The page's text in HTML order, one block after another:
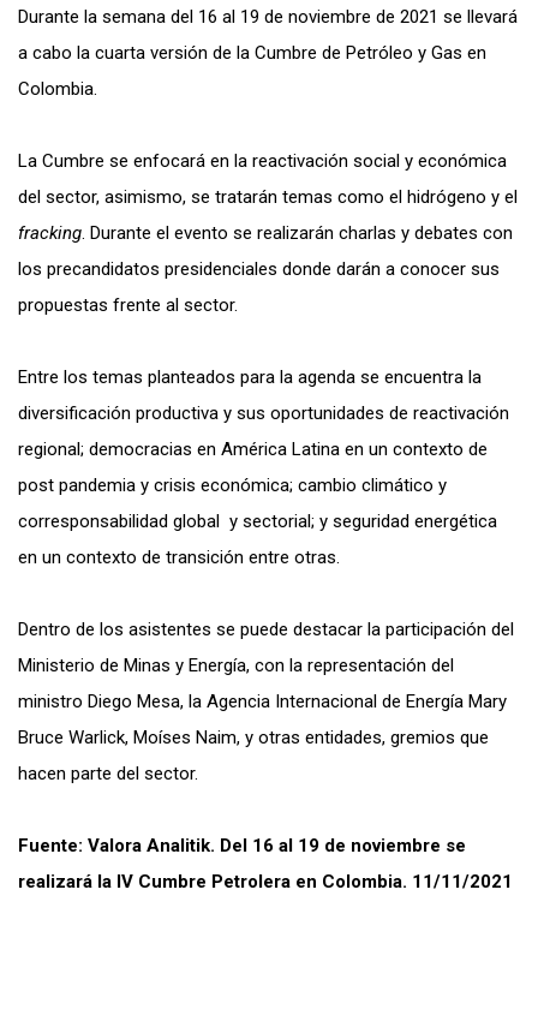
Durante la semana del 16 al 19 de noviembre de 2021 se llevará
a cabo la cuarta versión de la Cumbre de Petróleo y Gas en
Colombia.
La Cumbre se enfocará en la reactivación social y económica
del sector, asimismo, se tratarán temas como el hidrógeno y el
fracking. Durante el evento se realizarán charlas y debates con
los precandidatos presidenciales donde darán a conocer sus
propuestas frente al sector.
Entre los temas planteados para la agenda se encuentra la
diversificación productiva y sus oportunidades de reactivación
regional; democracias en América Latina en un contexto de
post pandemia y crisis económica; cambio climático y
corresponsabilidad global y sectorial; y seguridad energética
en un contexto de transición entre otras.
Dentro de los asistentes se puede destacar la participación del
Ministerio de Minas y Energía, con la representación del
ministro Diego Mesa, la Agencia Internacional de Energía Mary
Bruce Warlick, Moíses Naim, y otras entidades, gremios que
hacen parte del sector.
Fuente: Valora Analitik. Del 16 al 19 de noviembre se
realizará la IV Cumbre Petrolera en Colombia. 11/11/2021